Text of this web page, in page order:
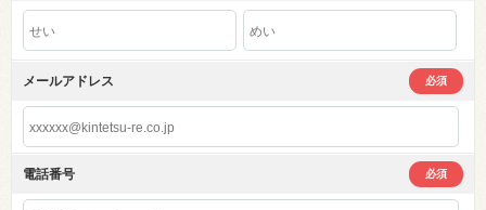
メールアドレス 必須
電話番号 必須